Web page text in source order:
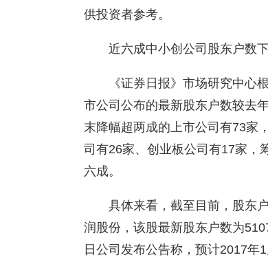
供投资者参考。
近六成中小创公司股东户数
《证券日报》市场研究中心
市公司公布的最新股东户数较去
末降幅超两成的上市公司有73家
司有26家、创业板公司有17家，
六成。
具体来看，截至目前，股东
润股份，该股最新股东户数为
日公司发布公告称，预计2017年